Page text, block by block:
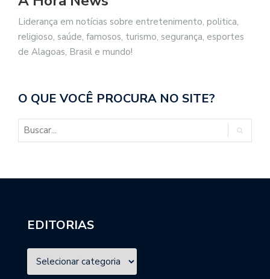
Liderança em notícias sobre entretenimento, politica,
religioso, saúde, famosos, turismo, segurança, esportes
de Alagoas, Brasil e mundo!
O QUE VOCÊ PROCURA NO SITE?
EDITORIAS